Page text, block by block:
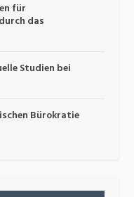
für
das
Studien bei
Bürokratie